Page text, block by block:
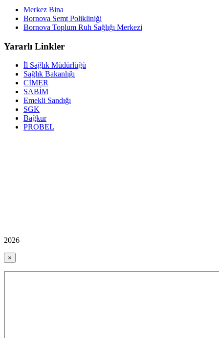
Merkez Bina
Bornova Semt Polikliniği
Bornova Toplum Ruh Sağlığı Merkezi
Yararlı Linkler
İl Sağlık Müdürlüğü
Sağlık Bakanlığı
CİMER
SABİM
Emekli Sandığı
SGK
Bağkur
PROBEL
2026
×